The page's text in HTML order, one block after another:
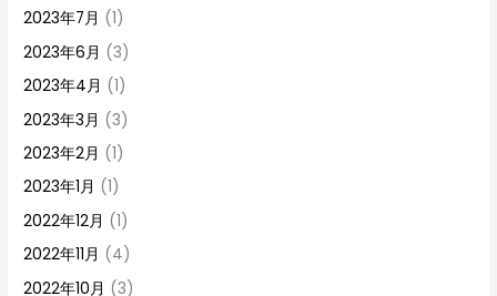
2023年7月 (1)
2023年6月 (3)
2023年4月 (1)
2023年3月 (3)
2023年2月 (1)
2023年1月 (1)
2022年12月 (1)
2022年11月 (4)
2022年10月 (3)